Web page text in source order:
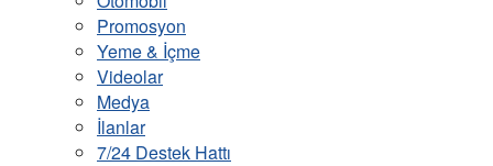
Promosyon
Yeme & İçme
Videolar
Medya
İlanlar
7/24 Destek Hattı